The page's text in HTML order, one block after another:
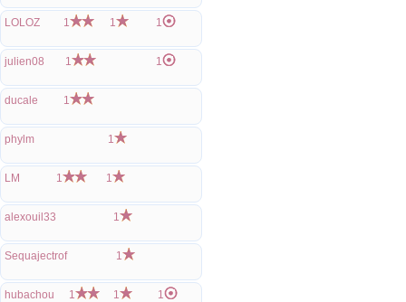
LOLOZ 1 1 1
julien08 1 1
ducale 1
phylm 1
LM 1 1
alexouil33 1
Sequajectrof 1
hubachou 1 1 1